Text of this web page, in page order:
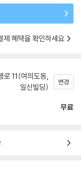
제 혜택을 확인하세요
로 11(여의도동,
일신빌딩)
변경
무료